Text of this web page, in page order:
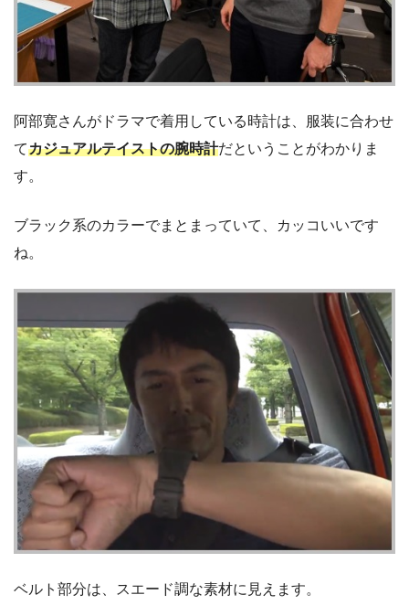
阿部寛さんがドラマで着用している時計は、服装に合わせ
てカジュアルテイストの腕時計だということがわかりま
す。
ブラック系のカラーでまとまっていて、カッコいいです
ね。
ベルト部分は、スエード調な素材に見えます。